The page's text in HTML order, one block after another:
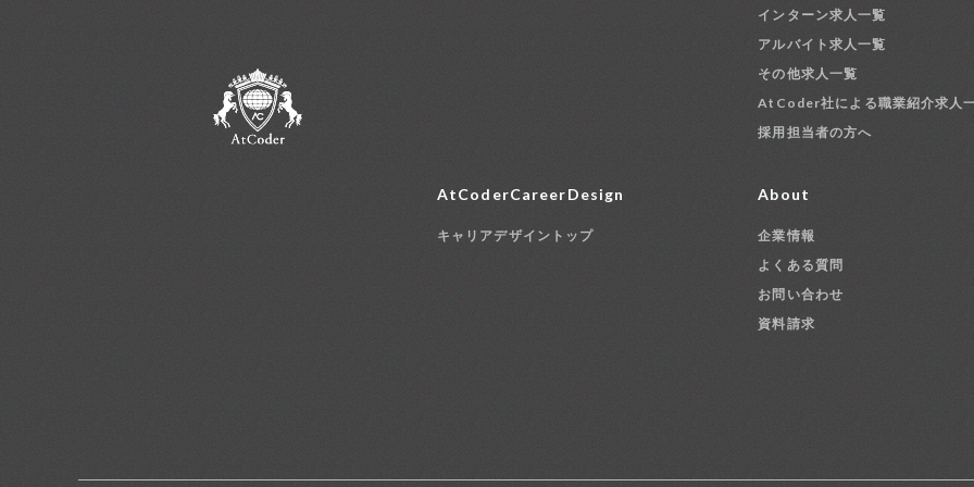
インターン求人一覧
アルバイト求人一覧
その他求人一覧
AtCoder社による職業紹介求人
採用担当者の方へ
AtCoderCareerDesign
キャリアデザイントップ
About
企業情報
よくある質問
お問い合わせ
資料請求